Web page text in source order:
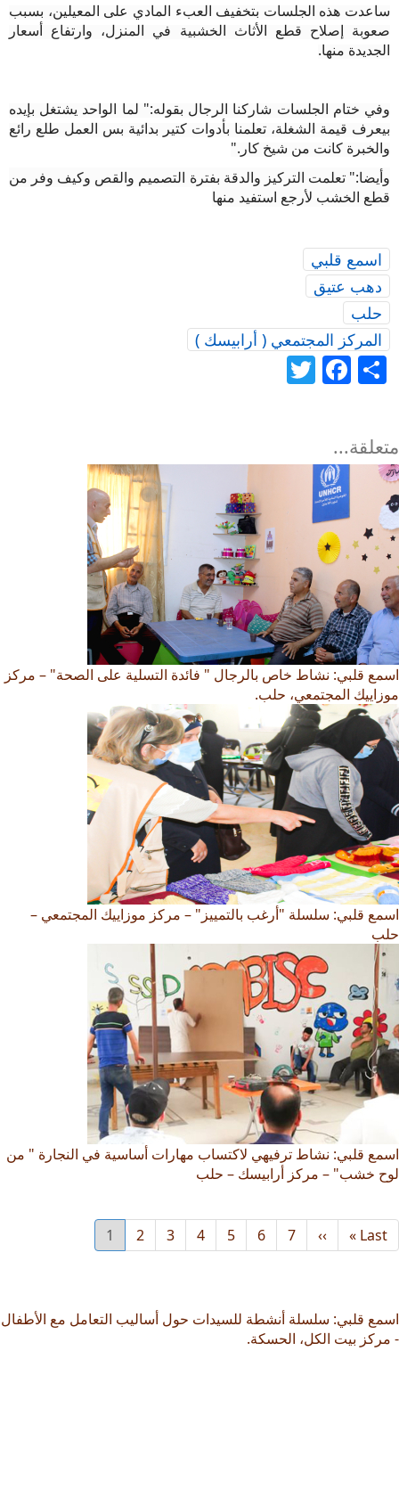
ساعدت هذه الجلسات بتخفيف العبء المادي على المعيلين، بسبب
صعوبة إصلاح قطع الأثاث الخشبية في المنزل، وارتفاع أسعار
الجديدة منها.
وفي ختام الجلسات شاركنا الرجال بقوله:" لما الواحد يشتغل بإيده
بيعرف قيمة الشغلة، تعلمنا بأدوات كتير بدائية بس العمل طلع رائع
والخبرة كانت من شيخ كار ."
وأيضا:" تعلمت التركيز والدقة بفترة التصميم والقص وكيف وفر من
قطع الخشب لأرجع استفيد منها
اسمع قلبي
دهب عتيق
حلب
المركز المجتمعي ( أرابيسك )
Share
Facebook
متعلقة...
اسمع قلبي: نشاط خاص بالرجال " فائدة التسلية على الصحة" – مركز
موزاييك المجتمعي، حلب.
اسمع قلبي: سلسلة "أرغب بالتمييز" – مركز موزاييك المجتمعي –
حلب
اسمع قلبي: نشاط ترفيهي لاكتساب مهارات أساسية في النجارة " من
لوح خشب" – مركز أرابيسك – حلب
Current
page
1
الصفحة
2
الصفحة
3
الصفحة
4
الصفحة
5
الصفحة
6
الصفحة
7 Next
page
››
Last
page
Last »
اسمع قلبي: سلسلة أنشطة للسيدات حول أساليب التعامل مع الأطفال
- مركز بيت الكل، الحسكة.